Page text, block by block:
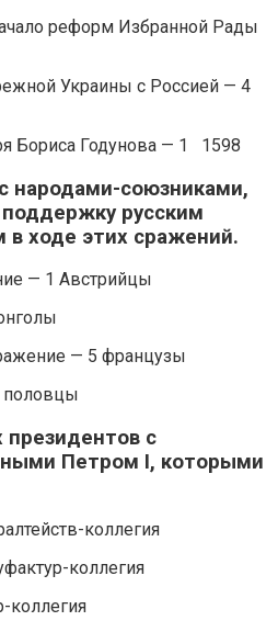
реформ Избранной Рады
Украины с Россией — 4
Бориса Годунова — 1 1598
народами-союзниками,
русским
в ходе этих сражений.
— 1 Австрийцы
— 5 французы
половцы
президентов с
Петром I, которыми
коллегия
коллегия